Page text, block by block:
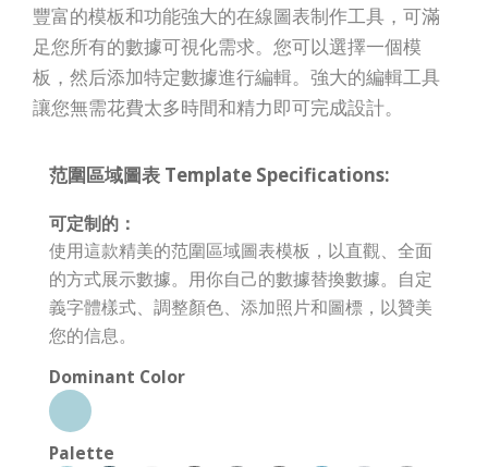
豐富的模板和功能強大的在線圖表制作工具，可滿
足您所有的數據可視化需求。您可以選擇一個模
板，然后添加特定數據進行編輯。強大的編輯工具
讓您無需花費太多時間和精力即可完成設計。
范圍區域圖表 Template Specifications:
可定制的：
使用這款精美的范圍區域圖表模板，以直觀、全面
的方式展示數據。用你自己的數據替換數據。自定
義字體樣式、調整顏色、添加照片和圖標，以贊美
您的信息。
Dominant Color
Palette